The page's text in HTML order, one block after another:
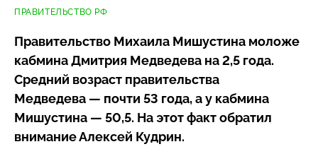
ПРАВИТЕЛЬСТВО РФ
Правительство Михаила Мишустина моложе
кабмина Дмитрия Медведева на 2,5 года.
Средний возраст правительства
Медведева — почти 53 года, а у кабмина
Мишустина — 50,5. На этот факт обратил
внимание Алексей Кудрин.